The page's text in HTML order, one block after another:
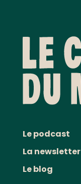
Le podcast
La newsletter
Le blog